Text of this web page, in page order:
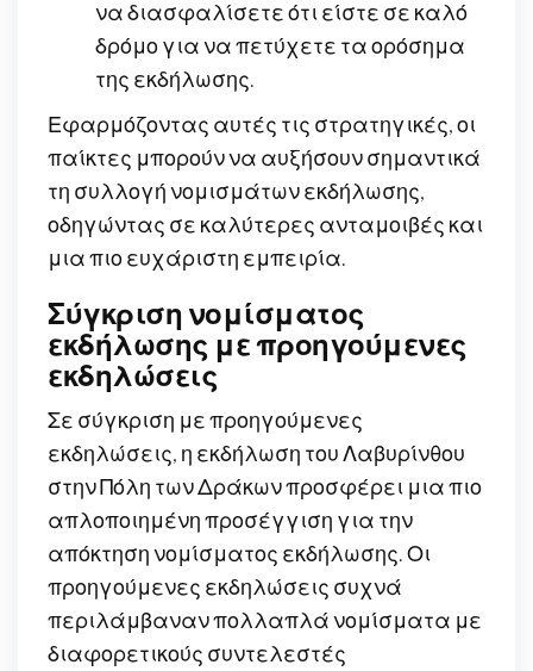
να διασφαλίσετε ότι είστε σε καλό
δρόμο για να πετύχετε τα ορόσημα
της εκδήλωσης.
Εφαρμόζοντας αυτές τις στρατηγικές, οι
παίκτες μπορούν να αυξήσουν σημαντικά
τη συλλογή νομισμάτων εκδήλωσης,
οδηγώντας σε καλύτερες ανταμοιβές και
μια πιο ευχάριστη εμπειρία.
Σύγκριση νομίσματος
εκδήλωσης με προηγούμενες
εκδηλώσεις
Σε σύγκριση με προηγούμενες
εκδηλώσεις, η εκδήλωση του Λαβυρίνθου
στην Πόλη των Δράκων προσφέρει μια πιο
απλοποιημένη προσέγγιση για την
απόκτηση νομίσματος εκδήλωσης. Οι
προηγούμενες εκδηλώσεις συχνά
περιλάμβαναν πολλαπλά νομίσματα με
διαφορετικούς συντελεστές